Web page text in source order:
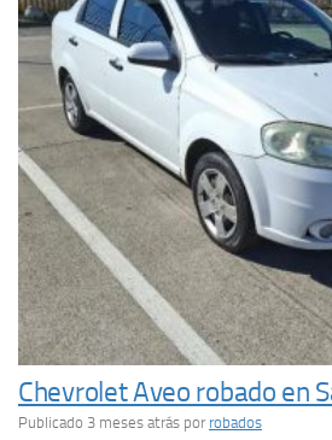
Chevrolet Aveo robado en
Publicado 3 meses atrás por robados